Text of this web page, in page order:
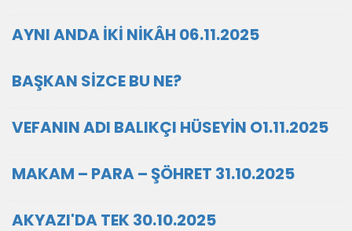
AYNI ANDA İKİ NİKÂH 06.11.2025
BAŞKAN SİZCE BU NE?
VEFANIN ADI BALIKÇI HÜSEYİN O1.11.2025
MAKAM – PARA – ŞÖHRET 31.10.2025
AKYAZI'DA TEK 30.10.2025